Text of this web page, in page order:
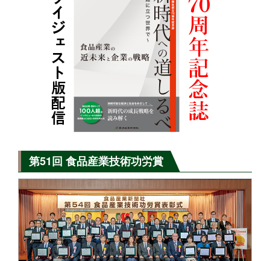
第51回 食品産業技術功労賞